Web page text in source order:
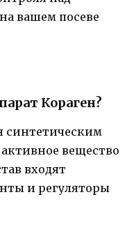
вашем посеве
Кораген?
синтетическим
вещество
входят
и регуляторы